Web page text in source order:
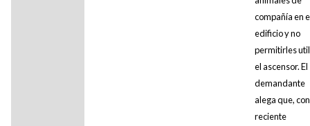
compañía en
edificio y no
permitirles
el ascensor. El
demandante
alega que,
reciente